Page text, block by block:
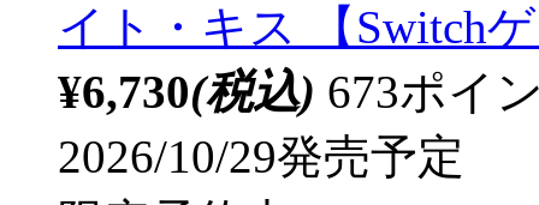
イト・キス 【Switch
¥6,730(税込) 673ポイ
2026/10/29発売予定